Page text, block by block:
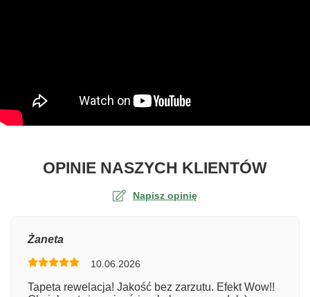
OPINIE NASZYCH KLIENTÓWO
Napisz opinię
Numer zamówienia
Żaneta
10.06.2026
Tapeta rewelacja! Jakość bez zarzutu. Efekt Wow!!